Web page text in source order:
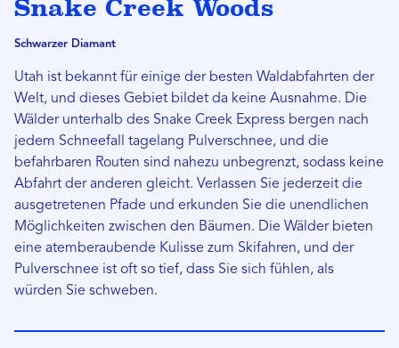
Snake Creek Woods
Schwarzer Diamant
Utah ist bekannt für einige der besten Waldabfahrten der
Welt, und dieses Gebiet bildet da keine Ausnahme. Die
Wälder unterhalb des Snake Creek Express bergen nach
jedem Schneefall tagelang Pulverschnee, und die
befahrbaren Routen sind nahezu unbegrenzt, sodass keine
Abfahrt der anderen gleicht. Verlassen Sie jederzeit die
ausgetretenen Pfade und erkunden Sie die unendlichen
Möglichkeiten zwischen den Bäumen. Die Wälder bieten
eine atemberaubende Kulisse zum Skifahren, und der
Pulverschnee ist oft so tief, dass Sie sich fühlen, als
würden Sie schweben.